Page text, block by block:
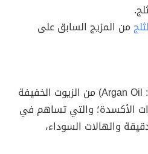
من المزيج السابق على
يُعّد زيت الأرجان (بالإنجليزية: Argan Oil) من الزيوت الخفيفة
الأكسدة؛ والتي تساهم في
والهالات السوداء،